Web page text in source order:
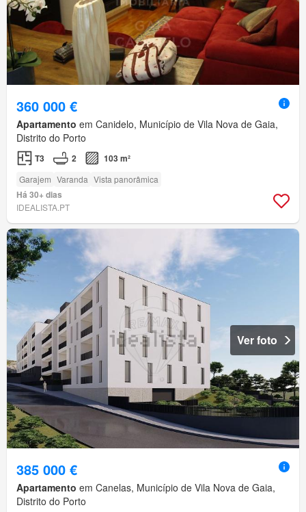
360 000 €
Apartamento em Canidelo, Município de Vila Nova de Gaia,
Distrito do Porto
T3 2 103 m²
Garajem Varanda Vista panorâmica
Há 30+ dias
IDEALISTA.PT
Ver foto
385 000 €
Apartamento em Canelas, Município de Vila Nova de Gaia,
Distrito do Porto